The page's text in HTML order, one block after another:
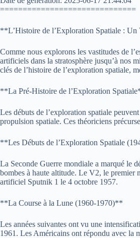
==============================
**L’Histoire de l’Exploration Spatiale :
Comme nous explorons les vastitudes de
artificiels dans la stratosphère jusqu’à nos
clés de l’histoire de l’exploration spatiale,
**La Pré-Histoire de l’Exploration
Les débuts de l’exploration spatiale
propulsion spatiale. Ces théoriciens
**Les Débuts de l’Exploration Spatiale
La Seconde Guerre mondiale a marqué le
bombes à haute altitude. Le V2, le premier
artificiel Sputnik 1 le 4 octobre 1957.
**La Course à la Lune (1960-1970)**
Les années suivantes ont vu une
1961. Les Américains ont répondu avec la